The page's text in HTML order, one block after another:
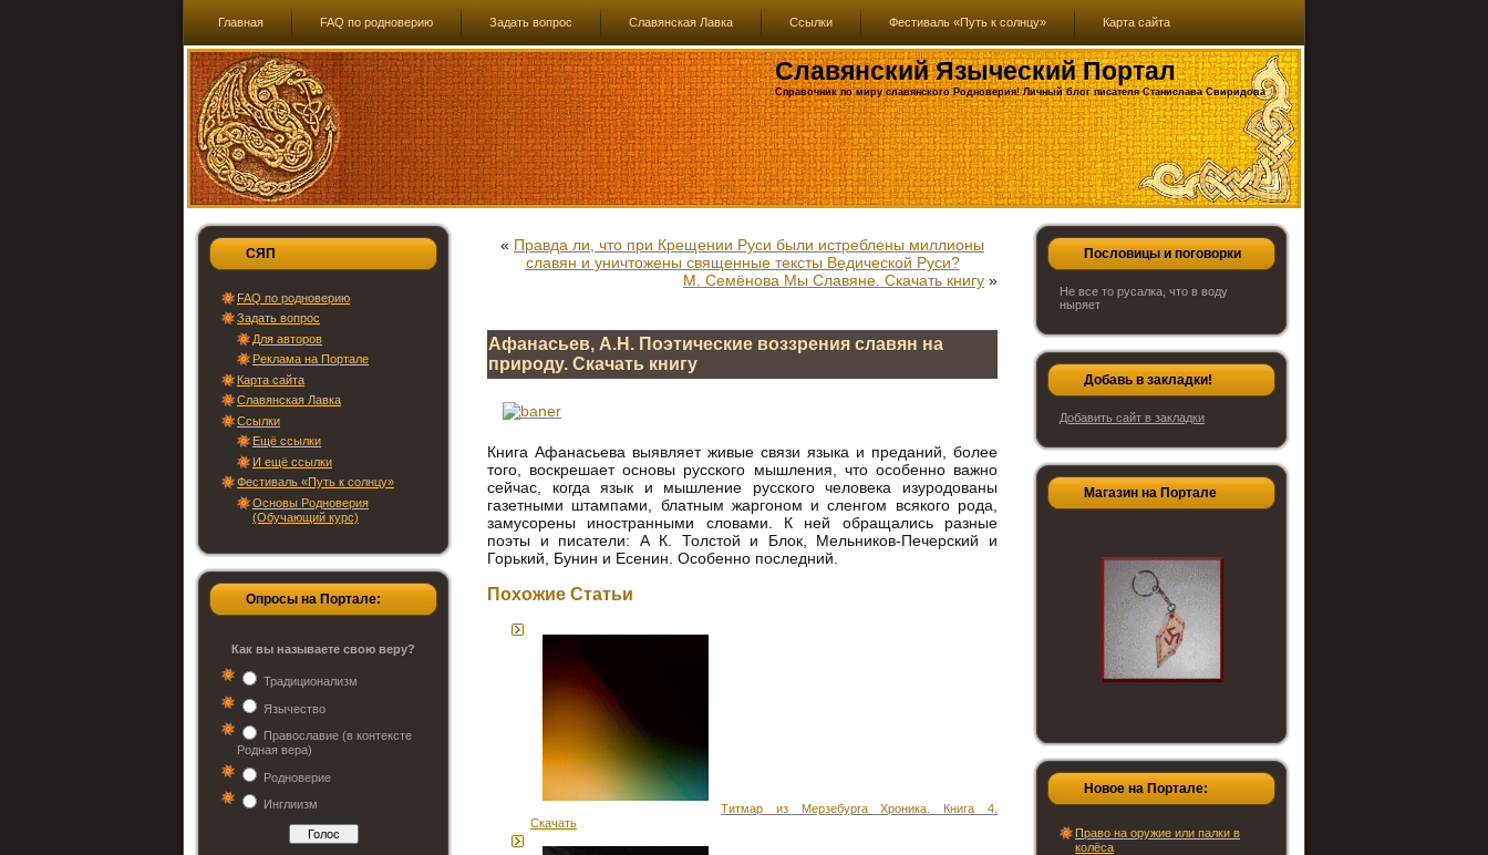
Главная FAQ по родноверию Задать вопрос Славянская Лавка Ссылки Фестиваль «Путь к солнцу» Карта сайта
Славянский Языческий Портал
Справочник по миру славянского Родноверия! Личный блог писателя Станислава Свиридова
СЯП
FAQ по родноверию
Задать вопрос
Для авторов
Реклама на Портале
Карта сайта
Славянская Лавка
Ссылки
Ещё ссылки
И ещё ссылки
Фестиваль «Путь к солнцу»
Основы Родноверия
(Обучающий курс)
Опросы на Портале:
Как вы называете свою веру?
Традиционализм
Язычество
Православие (в контексте
Родная вера)
Родноверие
Инглиизм
« Правда ли, что при Крещении Руси были истреблены миллионы
славян и уничтожены священные тексты Ведической Руси?
М. Семёнова Мы Славяне. Скачать книгу »
Афанасьев, А.Н. Поэтические воззрения славян на
природу. Скачать книгу
Книга Афанасьева выявляет живые связи языка и преданий, более
того, воскрешает основы русского мышления, что особенно важно
сейчас, когда язык и мышление русского человека изуродованы
газетными штампами, блатным жаргоном и сленгом всякого рода,
замусорены иностранными словами. К ней обращались разные
поэты и писатели: А К. Толстой и Блок, Мельников-Печерский и
Горький, Бунин и Есенин. Особенно последний.
Похожие Статьи
Титмар из Мерзебурга Хроника. Книга 4.
Скачать
Пословицы и поговорки
Не все то русалка, что в воду
ныряет
Добавь в закладки!
Добавить сайт в закладки
Магазин на Портале
Новое на Портале:
Право на оружие или палки в
колёса